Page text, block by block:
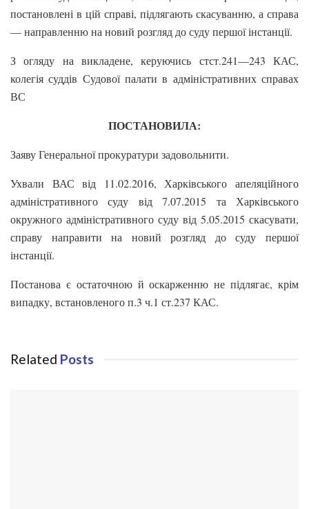
постановлені в цій справі, підлягають скасуванню, а справа
— направленню на новий розгляд до суду першої інстанції.
З огляду на викладене, керуючись стст.241—243 КАС,
колегія суддів Судової палати в адміністративних справах
ВС
ПОСТАНОВИЛА:
Заяву Генеральної прокуратури задовольнити.
Ухвали ВАС від 11.02.2016, Харківського апеляційного
адміністративного суду від 7.07.2015 та Харківського
окружного адміністративного суду від 5.05.2015 скасувати,
справу направити на новий розгляд до суду першої
інстанції.
Постанова є остаточною й оскарженню не підлягає, крім
випадку, встановленого п.3 ч.1 ст.237 КАС.
Related Posts